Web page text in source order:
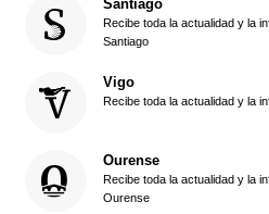
Santiago
Recibe toda la actualidad y la
Santiago
Vigo
Recibe toda la actualidad y la
Ourense
Recibe toda la actualidad y la
Ourense